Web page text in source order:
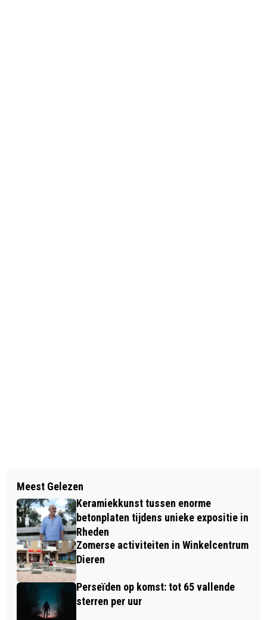
MARCEL VAN ROOSMALEN SIGNEERT
TOTAAL 2 TIJDENS 1E VELLEPER
DONDERDAG
SUCCES VOOR VELPSE VALENTIJN
JEUKENDRUP IN PARIJS
Meest Gelezen
Keramiekkunst tussen enorme
betonplaten tijdens unieke expositie in
Rheden
Zomerse activiteiten in Winkelcentrum
Dieren
Perseïden op komst: tot 65 vallende
sterren per uur